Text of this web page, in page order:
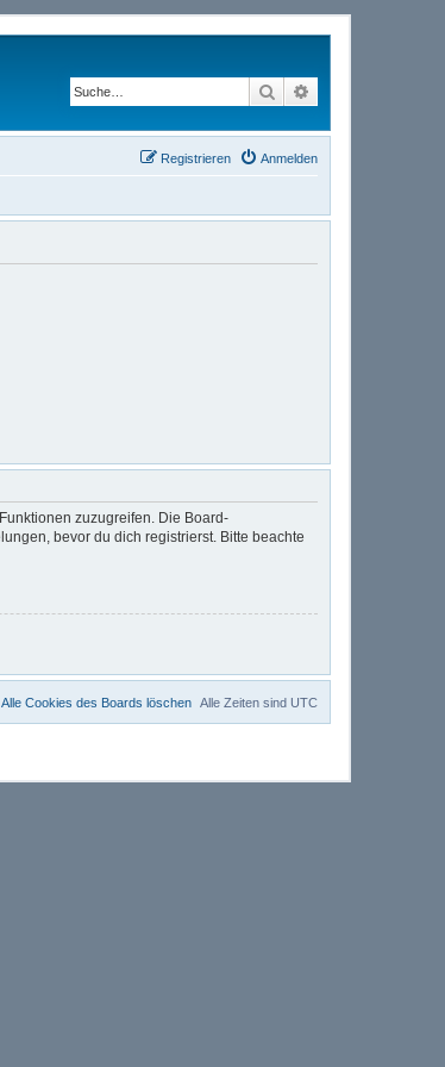
Suche
Anmelden
Registrieren
zuzugreifen. Die Board-
bevor du dich registrierst. Bitte beachte
Alle Zeiten sind UTC
Alle Cookies des Boards löschen